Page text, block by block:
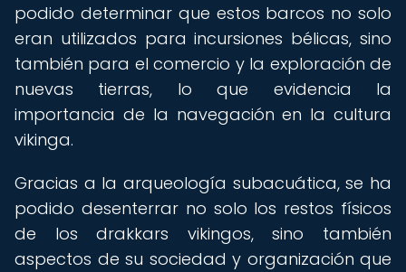
podido determinar que estos barcos no solo
eran utilizados para incursiones bélicas, sino
también para el comercio y la exploración de
nuevas tierras, lo que evidencia la
importancia de la navegación en la cultura
vikinga.
Gracias a la arqueología subacuática, se ha
podido desenterrar no solo los restos físicos
de los drakkars vikingos, sino también
aspectos de su sociedad y organización que